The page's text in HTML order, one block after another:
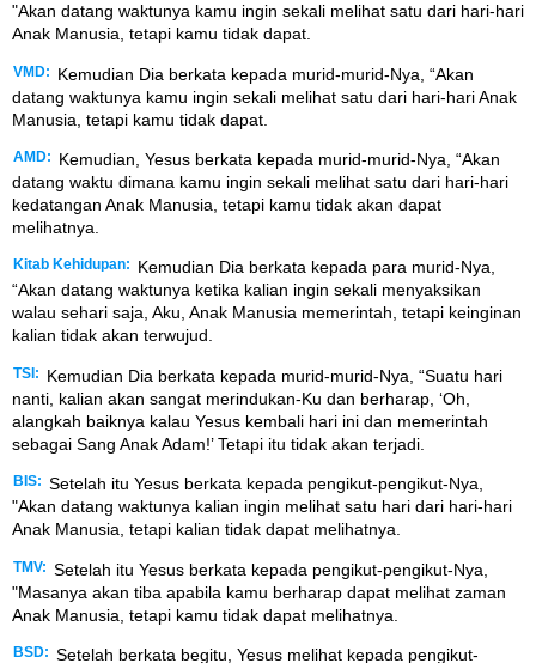
"Akan datang waktunya kamu ingin sekali melihat satu dari hari-hari
Anak Manusia, tetapi kamu tidak dapat.
VMD:
Kemudian Dia berkata kepada murid-murid-Nya, “Akan
datang waktunya kamu ingin sekali melihat satu dari hari-hari Anak
Manusia, tetapi kamu tidak dapat.
AMD:
Kemudian, Yesus berkata kepada murid-murid-Nya, “Akan
datang waktu dimana kamu ingin sekali melihat satu dari hari-hari
kedatangan Anak Manusia, tetapi kamu tidak akan dapat
melihatnya.
Kitab Kehidupan:
Kemudian Dia berkata kepada para murid-Nya,
“Akan datang waktunya ketika kalian ingin sekali menyaksikan
walau sehari saja, Aku, Anak Manusia memerintah, tetapi keinginan
kalian tidak akan terwujud.
TSI:
Kemudian Dia berkata kepada murid-murid-Nya, “Suatu hari
nanti, kalian akan sangat merindukan-Ku dan berharap, ‘Oh,
alangkah baiknya kalau Yesus kembali hari ini dan memerintah
sebagai Sang Anak Adam!’ Tetapi itu tidak akan terjadi.
BIS: Setelah itu Yesus berkata kepada pengikut-pengikut-Nya,
"Akan datang waktunya kalian ingin melihat satu hari dari hari-hari
Anak Manusia, tetapi kalian tidak dapat melihatnya.
TMV: Setelah itu Yesus berkata kepada pengikut-pengikut-Nya,
"Masanya akan tiba apabila kamu berharap dapat melihat zaman
Anak Manusia, tetapi kamu tidak dapat melihatnya.
BSD: Setelah berkata begitu, Yesus melihat kepada pengikut-